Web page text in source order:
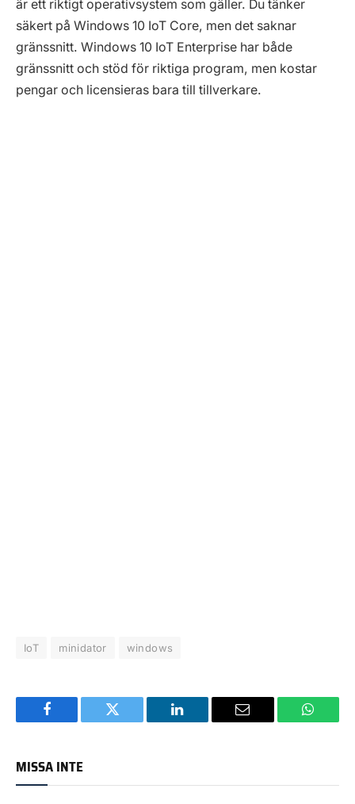
är ett riktigt operativsystem som gäller. Du tänker
säkert på Windows 10 IoT Core, men det saknar
gränssnitt. Windows 10 IoT Enterprise har både
gränssnitt och stöd för riktiga program, men kostar
pengar och licensieras bara till tillverkare.
IoT minidator windows
Facebook Twitter LinkedIn Email
MISSA INTE